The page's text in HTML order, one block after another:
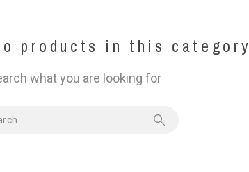
products in this category
what you are looking for